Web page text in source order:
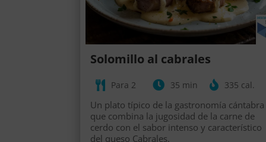
Solomillo al cabrales
Para 2 35 min 335 cal.
Un plato típico de la gastronomía cántabra
que combina la jugosidad de la carne de
cerdo con el sabor intenso y característico
del queso Cabrales.